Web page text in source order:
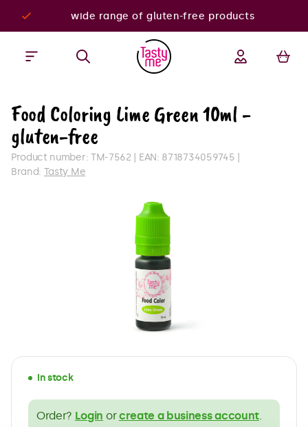
wide range of gluten-free products
Food Coloring Lime Green 10ml -
gluten-free
Product number: TM-7562 EAN: 8718734059745
Brand: Tasty Me
In stock
Order? Login orcreate a business account.